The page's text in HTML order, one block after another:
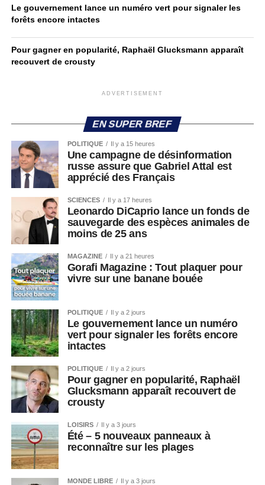
Le gouvernement lance un numéro vert pour signaler les
forêts encore intactes
Pour gagner en popularité, Raphaël Glucksmann apparaît
recouvert de crousty
ADVERTISEMENT
EN SUPER BREF
POLITIQUE Il y a 15 heures
Une campagne de désinformation
russe assure que Gabriel Attal est
apprécié des Français
SCIENCES Il y a 17 heures
Leonardo DiCaprio lance un fonds de
sauvegarde des espèces animales de
moins de 25 ans
MAGAZINE Il y a 21 heures
Gorafi Magazine : Tout plaquer pour
vivre sur une banane bouée
POLITIQUE Il y a 2 jours
Le gouvernement lance un numéro
vert pour signaler les forêts encore
intactes
POLITIQUE Il y a 2 jours
Pour gagner en popularité, Raphaël
Glucksmann apparaît recouvert de
crousty
LOISIRS Il y a 3 jours
Été – 5 nouveaux panneaux à
reconnaître sur les plages
MONDE LIBRE Il y a 3 jours